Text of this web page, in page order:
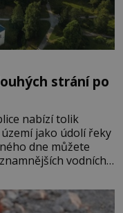
strání po
nabízí tolik
jako údolí řeky
dne můžete
vodních
památek ve